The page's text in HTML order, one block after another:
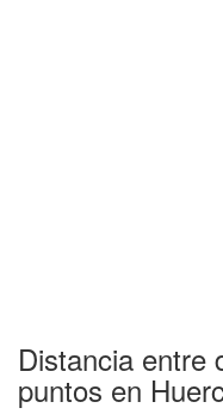
Distancia entre
puntos en